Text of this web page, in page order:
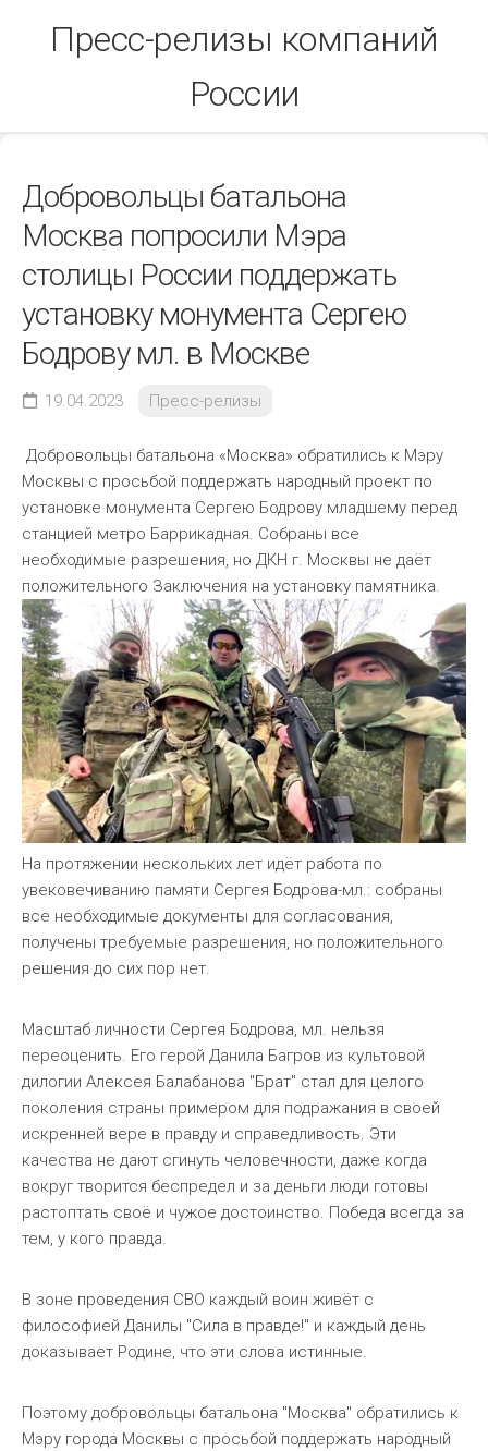
Пресс-релизы компаний
России
Добровольцы батальона
Москва попросили Мэра
столицы России поддержать
установку монумента Сергею
Бодрову мл. в Москве
19.04.2023 Пресс-релизы
Добровольцы батальона «Москва» обратились к Мэру
Москвы с просьбой поддержать народный проект по
установке монумента Сергею Бодрову младшему перед
станцией метро Баррикадная. Собраны все
необходимые разрешения, но ДКН г. Москвы не даёт
положительного Заключения на установку памятника.
На протяжении нескольких лет идёт работа по
увековечиванию памяти Сергея Бодрова-мл.: собраны
все необходимые документы для согласования,
получены требуемые разрешения, но положительного
решения до сих пор нет.
Масштаб личности Сергея Бодрова, мл. нельзя
переоценить. Его герой Данила Багров из культовой
дилогии Алексея Балабанова "Брат" стал для целого
поколения страны примером для подражания в своей
искренней вере в правду и справедливость. Эти
качества не дают сгинуть человечности, даже когда
вокруг творится беспредел и за деньги люди готовы
растоптать своё и чужое достоинство. Победа всегда за
тем, у кого правда.
В зоне проведения СВО каждый воин живёт с
философией Данилы "Сила в правде!" и каждый день
доказывает Родине, что эти слова истинные.
Поэтому добровольцы батальона "Москва" обратились к
Мэру города Москвы с просьбой поддержать народный